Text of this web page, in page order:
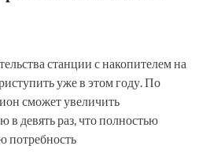
станции с накопителем на
уже в этом году. По
сможет увеличить
в девять раз, что полностью
потребность